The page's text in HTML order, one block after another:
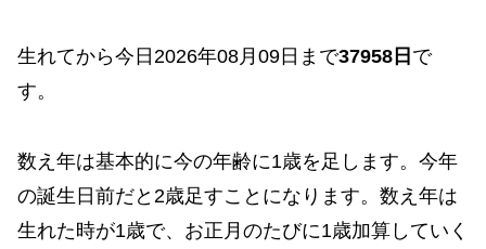
生れてから今日2026年08月09日まで37958日 で
す。
数え年は基本的に今の年齢に1歳を足します。今年
の誕生日前だと2歳足すことになります。数え年は
生れた時が1歳で、お正月のたびに1歳加算していく